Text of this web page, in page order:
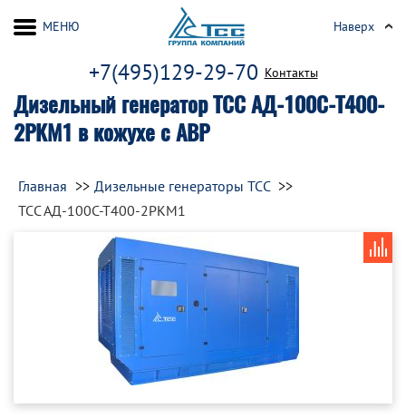
Дизельный генератор ТСС АД-100С-Т400-
2РКМ1 в кожухе с АВР
+7(495)129-29-70 Контакты
МЕНЮ Наверх
Главная
Дизельные генераторы ТСС
ТСС АД-100С-Т400-2РКМ1